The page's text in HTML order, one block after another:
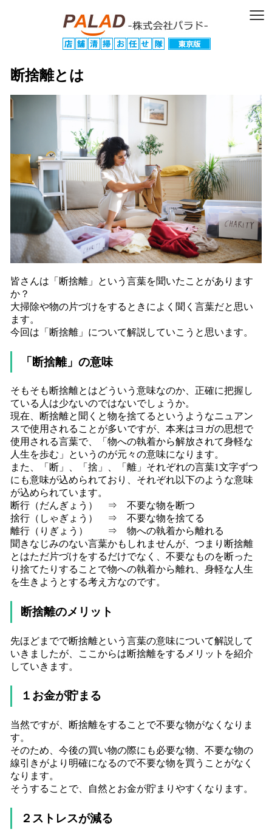
≡
断捨離とは
皆さんは「断捨離」という言葉を聞いたことがあります
か？
大掃除や物の片づけをするときによく聞く言葉だと思い
ます。
今回は「断捨離」について解説していこうと思います。
「断捨離」の意味
そもそも断捨離とはどういう意味なのか、正確に把握し
ている人は少ないのではないでしょうか。
現在、断捨離と聞くと物を捨てるというようなニュアン
スで使用されることが多いですが、本来はヨガの思想で
使用される言葉で、「物への執着から解放されて身軽な
人生を歩む」というのが元々の意味になります。
また、「断」、「捨」、「離」それぞれの言葉1文字ずつ
にも意味が込められており、それぞれ以下のような意味
が込められています。
断行（だんぎょう） ⇒ 不要な物を断つ
捨行（しゃぎょう） ⇒ 不要な物を捨てる
離行（りぎょう） ⇒ 物への執着から離れる
聞きなじみのない言葉かもしれませんが、つまり断捨離
とはただ片づけをするだけでなく、不要なものを断った
り捨てたりすることで物への執着から離れ、身軽な人生
を生きようとする考え方なのです。
断捨離のメリット
先ほどまでで断捨離という言葉の意味について解説して
いきましたが、ここからは断捨離をするメリットを紹介
していきます。
１お金が貯まる
当然ですが、断捨離をすることで不要な物がなくなりま
す。
そのため、今後の買い物の際にも必要な物、不要な物の
線引きがより明確になるので不要な物を買うことがなく
なります。
そうすることで、自然とお金が貯まりやすくなります。
２ストレスが減る